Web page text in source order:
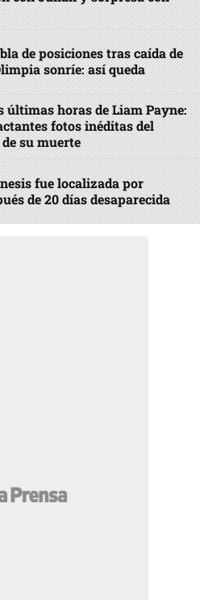
de posiciones tras caída de
sonríe: así queda
últimas horas de Liam Payne:
fotos inéditas del
su muerte
fue localizada por
de 20 días desaparecida